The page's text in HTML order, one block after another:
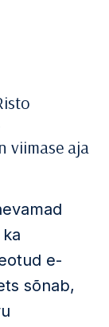
viimase aja
e-
sõnab,